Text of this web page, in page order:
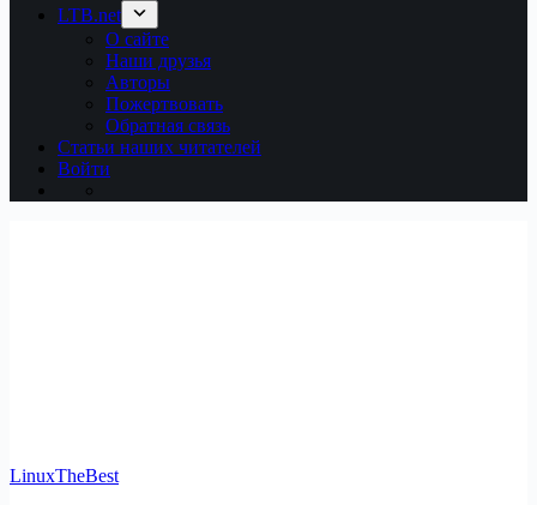
LTB.net
О сайте
Наши друзья
Авторы
Пожертвовать
Обратная связь
Статьи наших читателей
Войти
LinuxTheBest